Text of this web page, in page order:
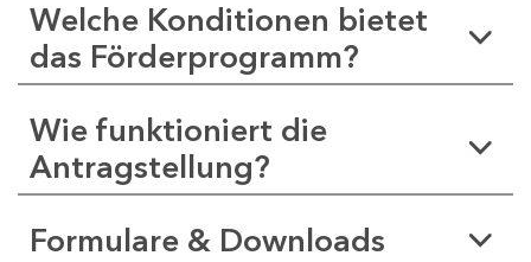
Welche Konditionen bietet
das Förderprogramm?
Wie funktioniert die
Antragstellung?
Formulare & Downloads